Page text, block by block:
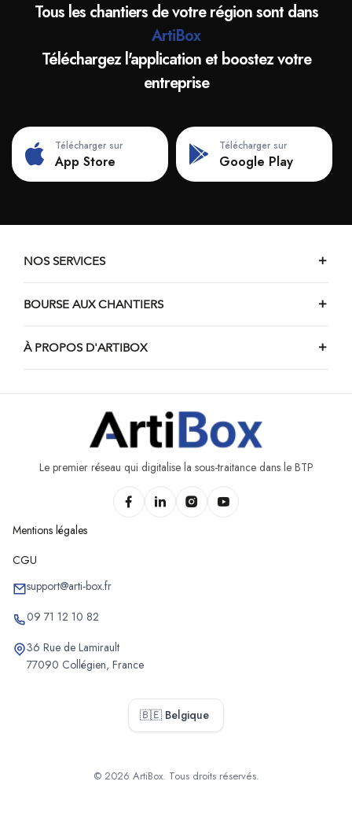
Chantiers de pose de dressing de Roosdaal
Chantiers de pose de dressing d'Huldenberg
Chantiers de pose de dressing de Kapelle-op-den-Bos
Chantiers de pose de dressing d'Herent
Chantiers de pose de dressing d'Overijse
Chantiers de pose de dressing de Lennik
Chantiers de pose de dressing de Tervuren
Tous les chantiers de votre région sont dans
ArtiBox
Téléchargez l'application et boostez votre
entreprise
Télécharger sur
App Store
Télécharger sur
Google Play
NOS SERVICES
BOURSE AUX CHANTIERS
À PROPOS D'ARTIBOX
Le premier réseau qui digitalise la sous-traitance dans le BTP
Mentions légales
CGU
support@arti-box.fr
09 71 12 10 82
36 Rue de Lamirault
77090 Collégien, France
🇧🇪 Belgique
© 2026 ArtiBox. Tous droits réservés.